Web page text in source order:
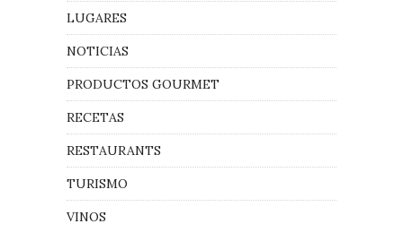
LUGARES
NOTICIAS
PRODUCTOS GOURMET
RECETAS
RESTAURANTS
TURISMO
VINOS